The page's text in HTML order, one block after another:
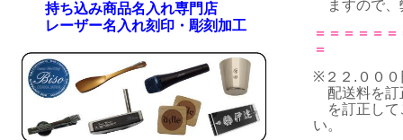
ますので、
＝＝＝＝＝
＝
※２２.０００
配送料を訂
を訂正して
い。
持ち込み商品名入れ専門店
レーザー名入れ刻印・彫刻加工